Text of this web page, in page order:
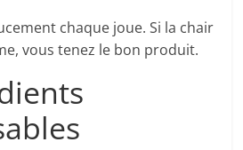
chaque joue. Si la chair
vous tenez le bon produit.